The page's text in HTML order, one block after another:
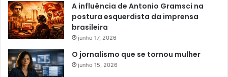
A influência de Antonio Gramsci na
postura esquerdista da imprensa
brasileira
junho 17, 2026
O jornalismo que se tornou mulher
junho 15, 2026